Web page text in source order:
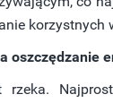
korzystnych
oszczędzanie
rzeka.